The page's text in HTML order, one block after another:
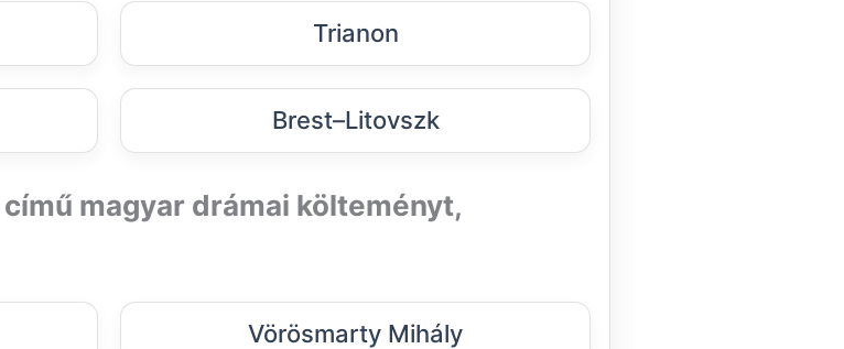
Trianon
Brest–Litovszk
magyar drámai költeményt,
Vörösmarty Mihály